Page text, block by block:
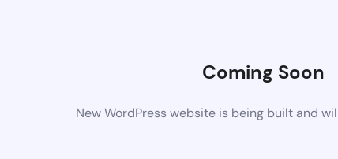
Coming Soon
New WordPress website is being built and